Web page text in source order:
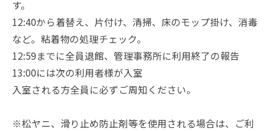
す。
12:40から着替え、片付け、清掃、床のモップ掛け、消毒
など。粘着物の処理チェック。
12:59までに全員退館、管理事務所に利用終了の報告
13:00には次の利用者様が入室
入室される方全員に必ずご周知ください。
※松ヤニ、滑り止め防止剤等を使用される場合は、ご利